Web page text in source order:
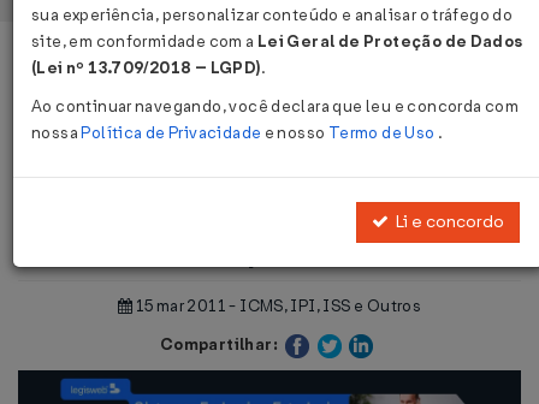
Página Inicial
Notícias
Tributação de 400 mil itens pode
15 mar 2011 - ICMS, IPI, ISS e Outros
Compartilhar:
sua experiência, personalizar conteúdo e analisar o tráfego do
site, em conformidade com a Lei Geral de Proteção de Dados
(Lei nº 13.709/2018 – LGPD).
Ao continuar navegando, você declara que leu e concorda com
nossaPolítica de Privacidade e nosso Termo de Uso .
Li e concordo